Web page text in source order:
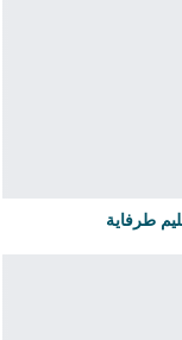
طرفاية